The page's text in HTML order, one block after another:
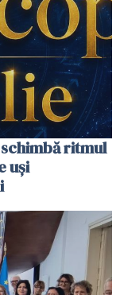
ritmul
uși